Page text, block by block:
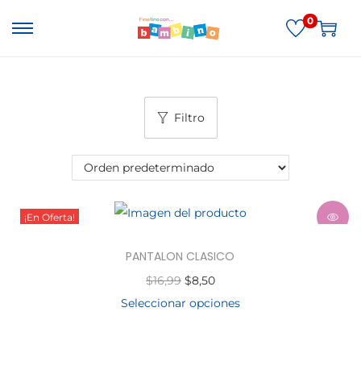
0
Filtro
¡En Oferta!
PANTALON CLASICO
$16,99 $8,50
Seleccionar opciones